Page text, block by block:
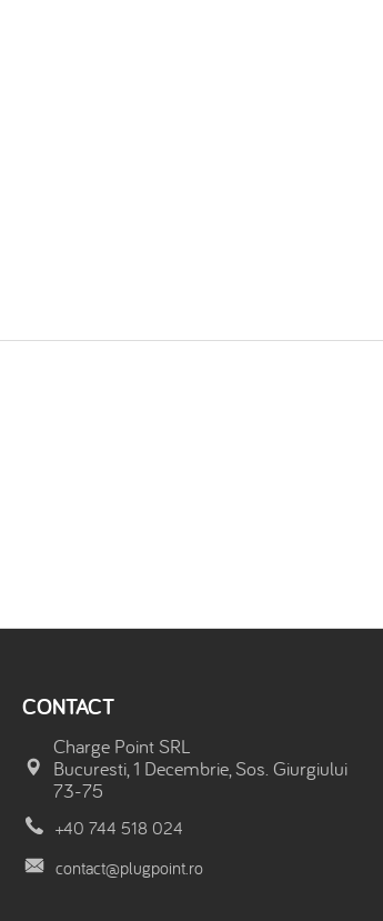
CONTACT
Charge Point SRL
Bucuresti, 1 Decembrie, Sos. Giurgiului
73-75
+40 744 518 024
contact@plugpoint.ro